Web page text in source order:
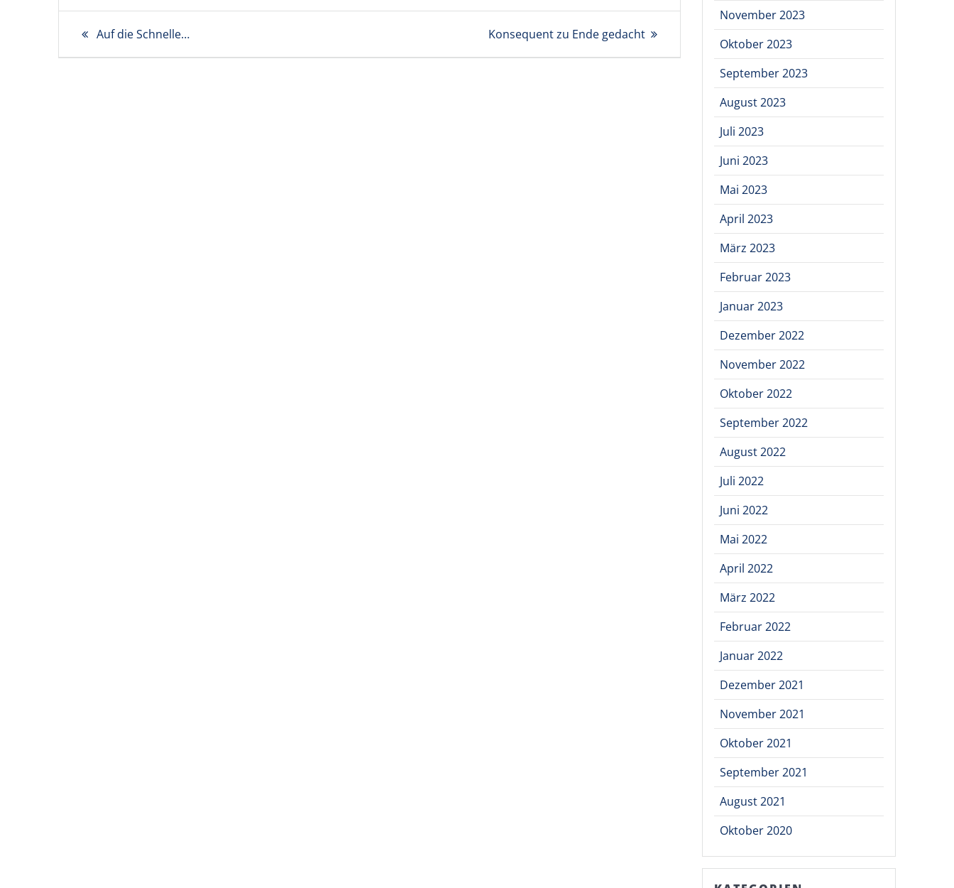
Beitragsnavigation
Vorheriger
Auf die Schnelle…
Nächster
Konsequent zu Ende gedacht
November 2023
Oktober 2023
September 2023
August 2023
Juli 2023
Juni 2023
Mai 2023
April 2023
März 2023
Februar 2023
Januar 2023
Dezember 2022
November 2022
Oktober 2022
September 2022
August 2022
Juli 2022
Juni 2022
Mai 2022
April 2022
März 2022
Februar 2022
Januar 2022
Dezember 2021
November 2021
Oktober 2021
September 2021
August 2021
Oktober 2020